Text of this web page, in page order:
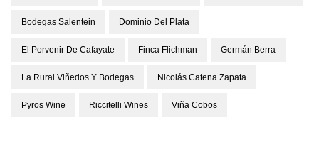
Bodegas Salentein Dominio Del Plata
El Porvenir De Cafayate Finca Flichman Germán Berra
La Rural Viñedos Y Bodegas Nicolás Catena Zapata
Pyros Wine Riccitelli Wines Viña Cobos